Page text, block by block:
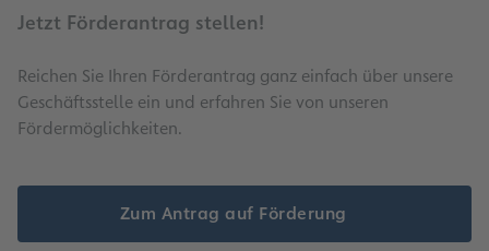
Jetzt Förderantrag stellen!
Reichen Sie Ihren Förderantrag ganz einfach über unsere
Geschäftsstelle ein und erfahren Sie von unseren
Fördermöglichkeiten.
Zum Antrag auf Förderung